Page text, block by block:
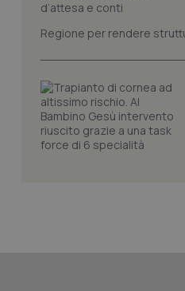
Regione per rendere